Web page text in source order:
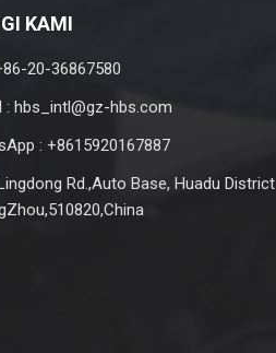
KAMI
20-36867580
: hbs_intl@gz-hbs.com
: +8615920167887
Rd.,Auto Base, Huadu District